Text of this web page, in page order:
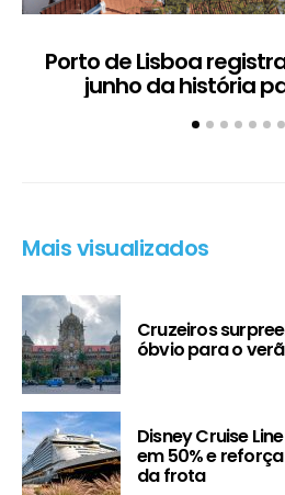
Porto de Lisboa
junho da história
Mais visualizados
Cruzeiros
óbvio para o
Disney Cruise
em 50% e
da frota